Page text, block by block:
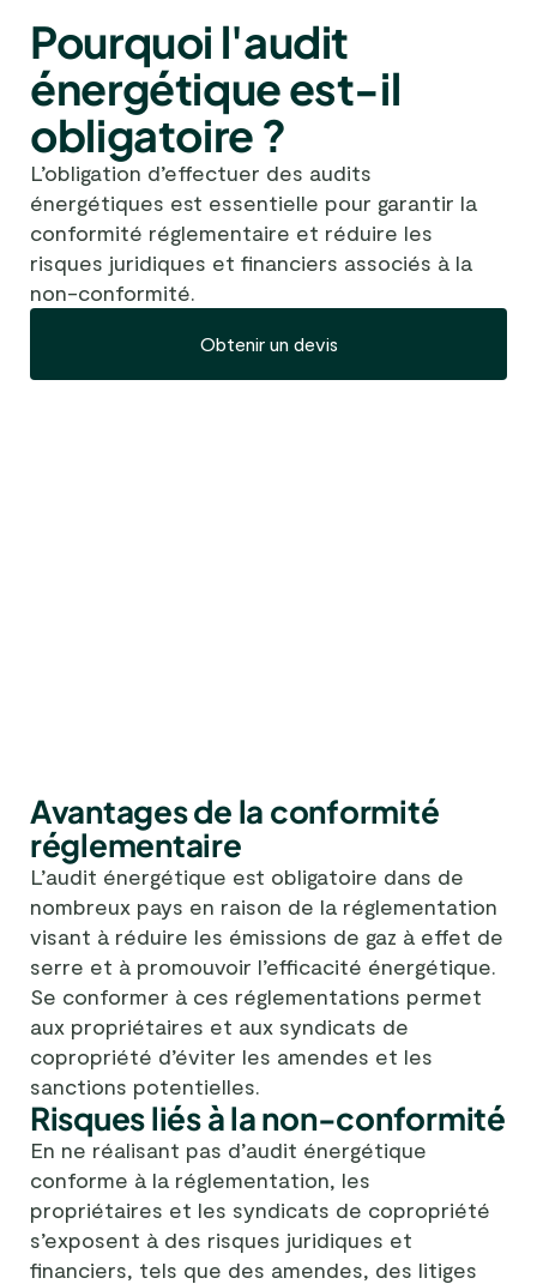
Pourquoi l'audit
énergétique est-il
obligatoire ?
L’obligation d’effectuer des audits
énergétiques est essentielle pour garantir la
conformité réglementaire et réduire les
risques juridiques et financiers associés à la
non-conformité.
Obtenir un devis
Avantages de la conformité
réglementaire
L’audit énergétique est obligatoire dans de
nombreux pays en raison de la réglementation
visant à réduire les émissions de gaz à effet de
serre et à promouvoir l’efficacité énergétique.
Se conformer à ces réglementations permet
aux propriétaires et aux syndicats de
copropriété d’éviter les amendes et les
sanctions potentielles.
Risques liés à la non-conformité
En ne réalisant pas d’audit énergétique
conforme à la réglementation, les
propriétaires et les syndicats de copropriété
s’exposent à des risques juridiques et
financiers, tels que des amendes, des litiges